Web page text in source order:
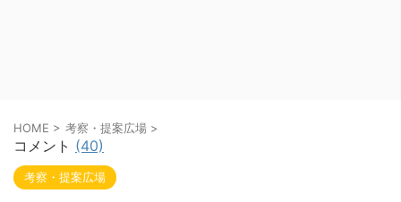
HOME > 考察・提案広場 >
コメント (40)
考察・提案広場